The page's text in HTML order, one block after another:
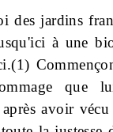
des jardins
à une
que
avoir